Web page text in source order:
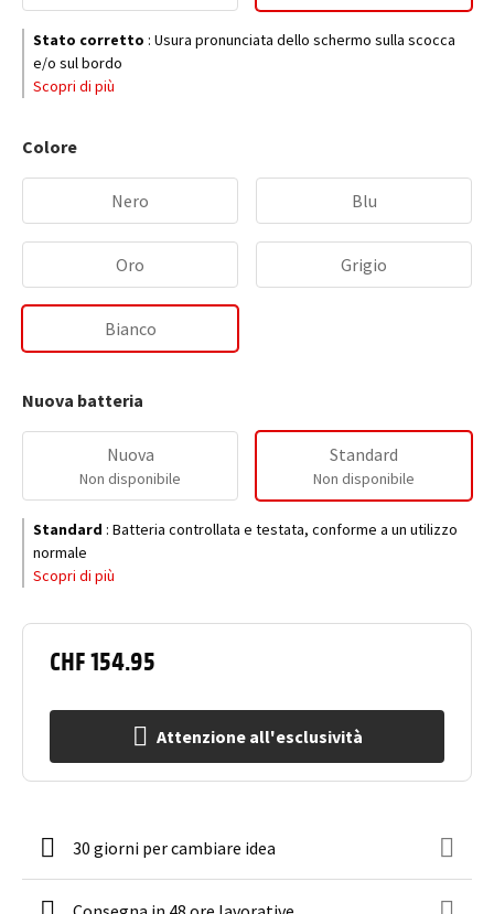
CHF 154.95
Attenzione all'esclusività
Stato corretto : Usura pronunciata dello schermo sulla scocca
e/o sul bordo
Scopri di più
Colore
Nero Blu
Oro Grigio
Bianco
Nuova batteria
Nuova
Non disponibile
Standard
Non disponibile
Standard : Batteria controllata e testata, conforme a un utilizzo
normale
Scopri di più
30 giorni per cambiare idea